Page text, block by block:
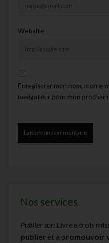
Website
Enregistrer mon nom, mon e-
navigateur pour mon
Nos services
Publier son Livre a trois
publier et à promouvoir